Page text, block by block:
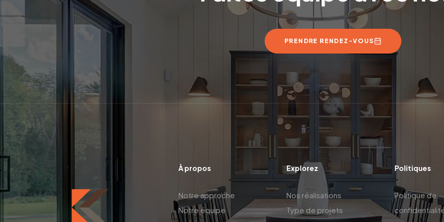
PRENDRE RENDEZ-VOUS
À propos
Notre approche
Notre équipe
Explorez
Nos réalisations
Type de projets
Politiques
Politique de